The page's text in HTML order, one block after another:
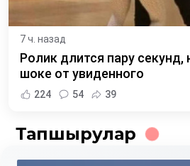
7 ч. назад
Ролик длится пару секунд,
шоке от увиденного
224 54 39
Тапшырулар